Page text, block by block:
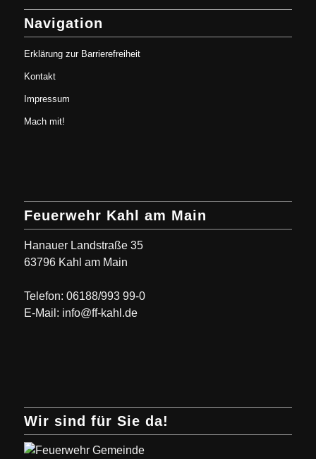
Navigation
Erklärung zur Barrierefreiheit
Kontakt
Impressum
Mach mit!
Feuerwehr Kahl am Main
Hanauer Landstraße 35
63796 Kahl am Main
Telefon: 06188/993 99-0
E-Mail: info@ff-kahl.de
Wir sind für Sie da!